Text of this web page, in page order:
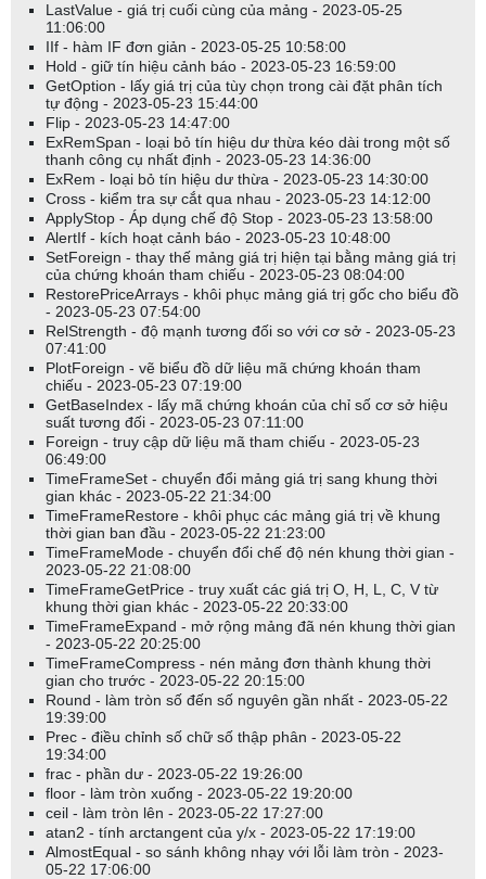
LastValue - giá trị cuối cùng của mảng - 2023-05-25
11:06:00
IIf - hàm IF đơn giản - 2023-05-25 10:58:00
Hold - giữ tín hiệu cảnh báo - 2023-05-23 16:59:00
GetOption - lấy giá trị của tùy chọn trong cài đặt phân tích
tự động - 2023-05-23 15:44:00
Flip - 2023-05-23 14:47:00
ExRemSpan - loại bỏ tín hiệu dư thừa kéo dài trong một số
thanh công cụ nhất định - 2023-05-23 14:36:00
ExRem - loại bỏ tín hiệu dư thừa - 2023-05-23 14:30:00
Cross - kiểm tra sự cắt qua nhau - 2023-05-23 14:12:00
ApplyStop - Áp dụng chế độ Stop - 2023-05-23 13:58:00
AlertIf - kích hoạt cảnh báo - 2023-05-23 10:48:00
SetForeign - thay thế mảng giá trị hiện tại bằng mảng giá trị
của chứng khoán tham chiếu - 2023-05-23 08:04:00
RestorePriceArrays - khôi phục mảng giá trị gốc cho biểu đồ
- 2023-05-23 07:54:00
RelStrength - độ mạnh tương đối so với cơ sở - 2023-05-23
07:41:00
PlotForeign - vẽ biểu đồ dữ liệu mã chứng khoán tham
chiếu - 2023-05-23 07:19:00
GetBaseIndex - lấy mã chứng khoán của chỉ số cơ sở hiệu
suất tương đối - 2023-05-23 07:11:00
Foreign - truy cập dữ liệu mã tham chiếu - 2023-05-23
06:49:00
TimeFrameSet - chuyển đổi mảng giá trị sang khung thời
gian khác - 2023-05-22 21:34:00
TimeFrameRestore - khôi phục các mảng giá trị về khung
thời gian ban đầu - 2023-05-22 21:23:00
TimeFrameMode - chuyển đổi chế độ nén khung thời gian -
2023-05-22 21:08:00
TimeFrameGetPrice - truy xuất các giá trị O, H, L, C, V từ
khung thời gian khác - 2023-05-22 20:33:00
TimeFrameExpand - mở rộng mảng đã nén khung thời gian
- 2023-05-22 20:25:00
TimeFrameCompress - nén mảng đơn thành khung thời
gian cho trước - 2023-05-22 20:15:00
Round - làm tròn số đến số nguyên gần nhất - 2023-05-22
19:39:00
Prec - điều chỉnh số chữ số thập phân - 2023-05-22
19:34:00
frac - phần dư - 2023-05-22 19:26:00
floor - làm tròn xuống - 2023-05-22 19:20:00
ceil - làm tròn lên - 2023-05-22 17:27:00
atan2 - tính arctangent của y/x - 2023-05-22 17:19:00
AlmostEqual - so sánh không nhạy với lỗi làm tròn - 2023-
05-22 17:06:00